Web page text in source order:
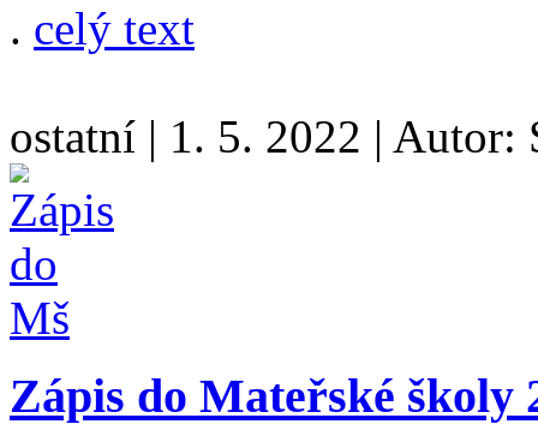
. celý text
ostatní | 1. 5. 2022 | Autor:
Zápis do Mateřské školy